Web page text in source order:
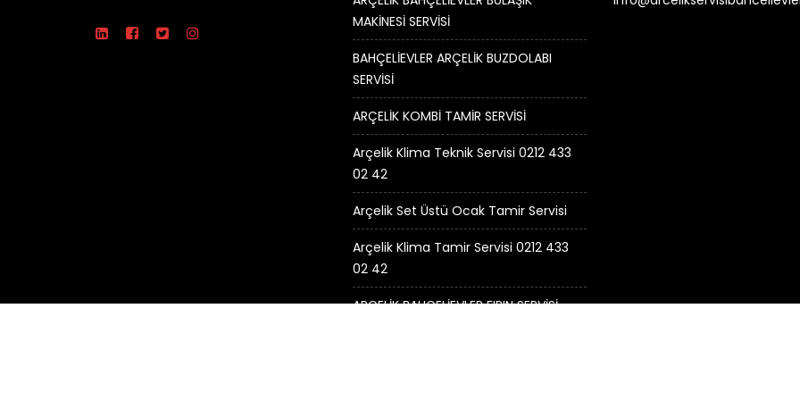
MAKİNESİ SERVİSİ
BAHÇELİEVLER ARÇELİK BUZDOLABI
SERVİSİ
ARÇELİK KOMBİ TAMİR SERVİSİ
Arçelik Klima Teknik Servisi 0212 433
02 42
Arçelik Set Üstü Ocak Tamir Servisi
Arçelik Klima Tamir Servisi 0212 433
02 42
ARÇELİK BAHÇELİEVLER FIRIN SERVİSİ